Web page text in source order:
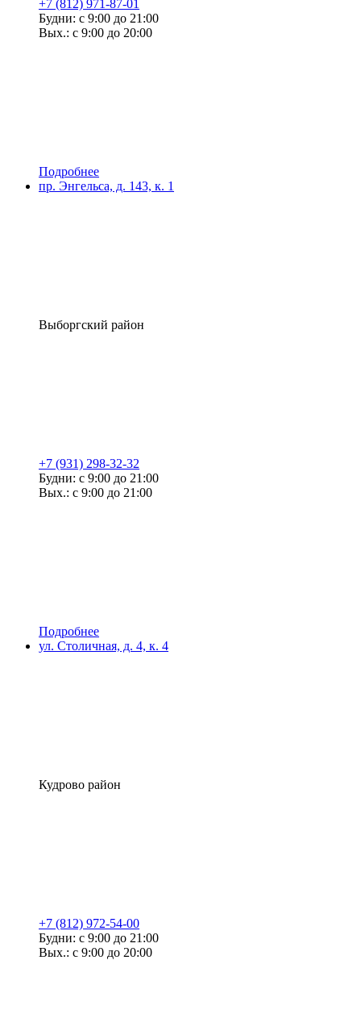
+7 (812) 971-87-01
Будни: с 9:00 до 21:00
Вых.: с 9:00 до 20:00
Подробнее
пр. Энгельса, д. 143, к. 1
Выборгский район
+7 (931) 298-32-32
Будни: с 9:00 до 21:00
Вых.: с 9:00 до 21:00
Подробнее
ул. Столичная, д. 4, к. 4
Кудрово район
+7 (812) 972-54-00
Будни: с 9:00 до 21:00
Вых.: с 9:00 до 20:00